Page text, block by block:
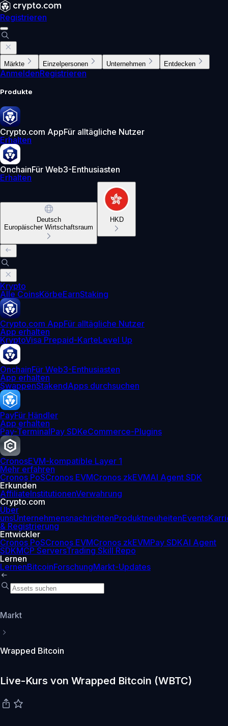
Registrieren
Märkte Einzelpersonen Unternehmen Entdecken
AnmeldenRegistrieren
Produkte
Crypto.com AppFür alltägliche Nutzer
Erhalten
OnchainFür Web3-Enthusiasten
Erhalten
Deutsch
Europäischer Wirtschaftsraum
HKD
Krypto
Alle CoinsKörbeEarnStaking
Crypto.com AppFür alltägliche Nutzer
App erhalten
KryptoVisa Prepaid-KarteLevel Up
OnchainFür Web3-Enthusiasten
App erhalten
SwappenStakendApps durchsuchen
PayFür Händler
App erhalten
Pay-TerminalPay SDKeCommerce-Plugins
CronosEVM-kompatible Layer 1
Mehr erfahren
Cronos PoSCronos EVMCronos zkEVMAI Agent SDK
Erkunden
AffiliateInstitutionenVerwahrung
Crypto.com
Über
unsUnternehmensnachrichtenProduktneuheitenEvents
& Registrierung
Entwickler
Cronos PoSCronos EVMCronos zkEVMPay SDKAI Agent
SDKMCP ServersTrading Skill Repo
Lernen
LernenBitcoinForschungMarkt-Updates
Markt
Wrapped Bitcoin
Live-Kurs von Wrapped Bitcoin (WBTC)